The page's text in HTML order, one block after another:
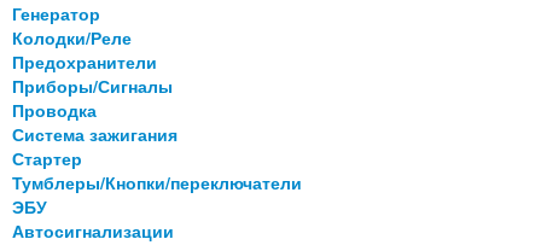
Генератор
Колодки/Реле
Предохранители
Приборы/Сигналы
Проводка
Система зажигания
Стартер
Тумблеры/Кнопки/переключатели
ЭБУ
Автосигнализации